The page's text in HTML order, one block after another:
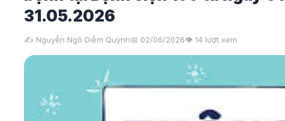
31.05.2026
✍️ Nguyễn Ngô Diễm Quỳnh📅 02/06/2026👁️ 14 lượt xem